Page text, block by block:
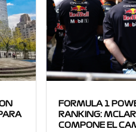
FORMULA 1
RANKING:
COMPONE EL